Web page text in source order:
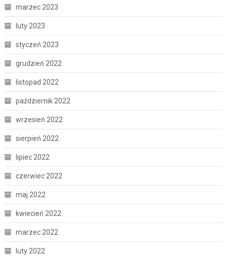
marzec 2023
luty 2023
styczeń 2023
grudzień 2022
listopad 2022
październik 2022
wrzesień 2022
sierpień 2022
lipiec 2022
czerwiec 2022
maj 2022
kwiecień 2022
marzec 2022
luty 2022